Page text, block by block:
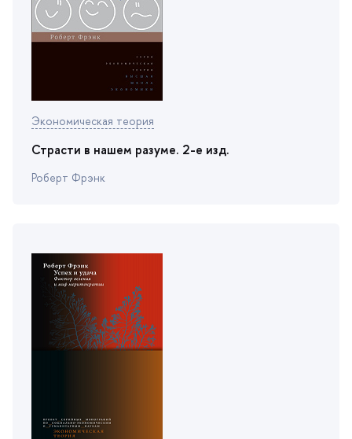
Экономическая теория
Страсти в нашем разуме. 2-e изд.
Роберт Фрэнк